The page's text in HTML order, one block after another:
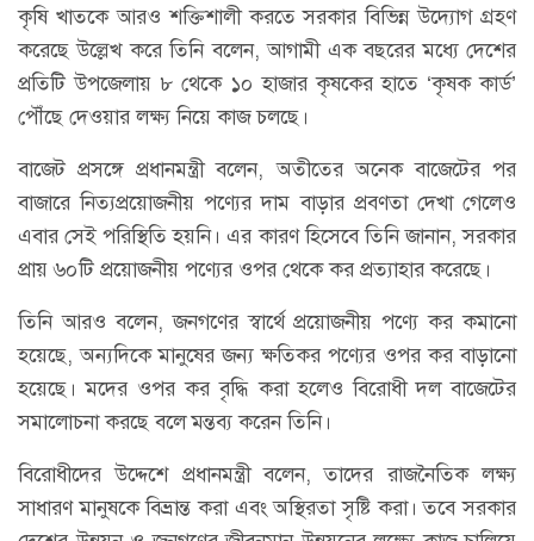
কৃষি খাতকে আরও শক্তিশালী করতে সরকার বিভিন্ন উদ্যোগ গ্রহণ
করেছে উল্লেখ করে তিনি বলেন, আগামী এক বছরের মধ্যে দেশের
প্রতিটি উপজেলায় ৮ থেকে ১০ হাজার কৃষকের হাতে ‘কৃষক কার্ড’
পৌঁছে দেওয়ার লক্ষ্য নিয়ে কাজ চলছে।
বাজেট প্রসঙ্গে প্রধানমন্ত্রী বলেন, অতীতের অনেক বাজেটের পর
বাজারে নিত্যপ্রয়োজনীয় পণ্যের দাম বাড়ার প্রবণতা দেখা গেলেও
এবার সেই পরিস্থিতি হয়নি। এর কারণ হিসেবে তিনি জানান, সরকার
প্রায় ৬০টি প্রয়োজনীয় পণ্যের ওপর থেকে কর প্রত্যাহার করেছে।
তিনি আরও বলেন, জনগণের স্বার্থে প্রয়োজনীয় পণ্যে কর কমানো
হয়েছে, অন্যদিকে মানুষের জন্য ক্ষতিকর পণ্যের ওপর কর বাড়ানো
হয়েছে। মদের ওপর কর বৃদ্ধি করা হলেও বিরোধী দল বাজেটের
সমালোচনা করছে বলে মন্তব্য করেন তিনি।
বিরোধীদের উদ্দেশে প্রধানমন্ত্রী বলেন, তাদের রাজনৈতিক লক্ষ্য
সাধারণ মানুষকে বিভ্রান্ত করা এবং অস্থিরতা সৃষ্টি করা। তবে সরকার